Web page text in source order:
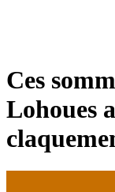
Ces
Lohoues